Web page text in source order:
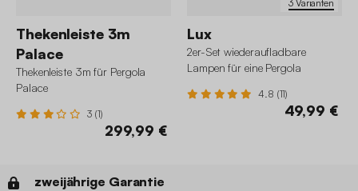
Thekenleiste 3m
Palace
Thekenleiste 3m für Pergola
Palace
3 (1)
299,99 €
3 Varianten
Lux
2er-Set wiederaufladbare
Lampen für eine Pergola
4.8 (11)
49,99 €
zweijährige Garantie